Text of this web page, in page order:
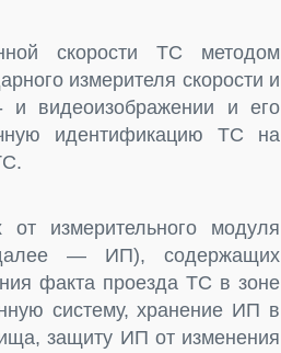
скорости ТС методом
измерителя скорости и
видеоизображении и его
идентификацию ТС на
измерительного модуля
— ИП), содержащих
факта проезда ТС в зоне
систему, хранение ИП в
защиту ИП от изменения